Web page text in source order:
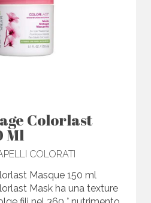
Colorlast
Ml
COLORATI
Masque 150 ml
Mask ha una texture